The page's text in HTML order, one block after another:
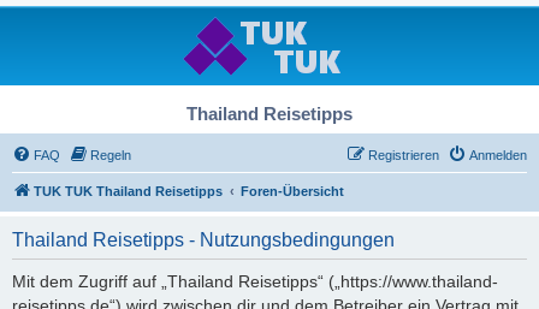
Thailand Reisetipps
FAQ Regeln Anmelden
Registrieren
TUK TUK Thailand Reisetipps Foren-Übersicht
Thailand Reisetipps - Nutzungsbedingungen
Mit dem Zugriff auf „Thailand Reisetipps“ („https://www.thailand-
reisetipps.de“) wird zwischen dir und dem Betreiber ein Vertrag mit